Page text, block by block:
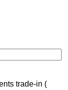
trade-in (